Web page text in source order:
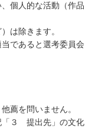
個人的な活動（作品
は除きます。
であると選考委員会
薦を問いません。
「３ 提出先」の文化